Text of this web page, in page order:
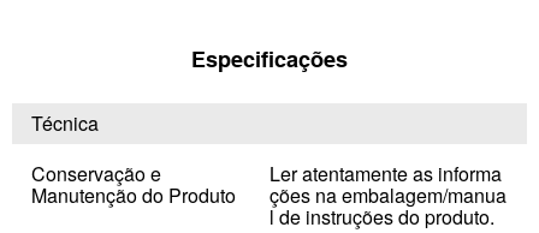
Especificações
Técnica
Conservação e
Manutenção do Produto
Ler atentamente as informa
ções na embalagem/manua
l de instruções do produto.